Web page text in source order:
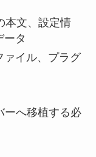
本文、設定情
ータ
ァイル、プラグ
ーへ移植する必